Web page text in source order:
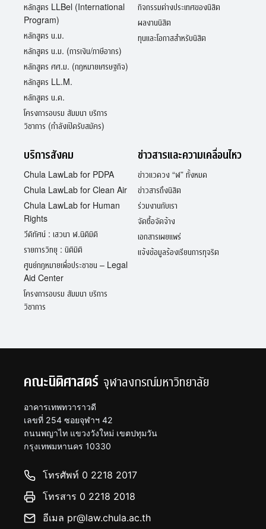
หลักสูตร LLBel (International
Program)
หลักสูตร น.ม.
หลักสูตร น.ม. (การเงิน/ภาษีอากร)
หลักสูตร ศศ.ม. (กฎหมายเศรษฐกิจ)
หลักสูตร LL.M.
หลักสูตร น.ด.
โครงการอบรม สัมมนา บริการ
วิชาการ (กำลังเปิดรับสมัคร)
กิจกรรมต่างประเทศของนิสิต
ผลงานนิสิต
ทุนและโอกาสสำหรับนิสิต
บริการสังคม
Chula LawLab for PDPA
Chula LawLab for Clean Air
Chula LawLab for Human
Rights
วีดิทัศน์ : เสวนา ฬ.นิติมิติ
รายการวิทยุ : นิติมิติ
ศูนย์กฎหมายเพื่อประชาชน – Legal
Aid Center
โครงการอบรม สัมมนา บริการ
วิชาการ
ข่าวสารและความเคลื่อนไหว
ข่าวแวดวง “ฬ” ทั้งหมด
ข่าวสารถึงนิสิต
ร่วมงานกับเรา
จัดซื้อจัดจ้าง
เอกสารเผยแพร่
แจ้งข้อมูลร้องเรียนการทุจริต
คณะนิติศาสตร์ จุฬาลงกรณ์มหาวิทยาลัย
อาคารเทพทวาราวดี
เลขที่ 254 ซอยจุฬาฯ 42
ถนนพญาไท แขวงวังใหม่ เขตปทุมวัน
กรุงเทพมหานคร 10330
โทรศัพท์ 0 2218 2017
โทรสาร 0 2218 2018
อีเมล pr@law.chula.ac.th